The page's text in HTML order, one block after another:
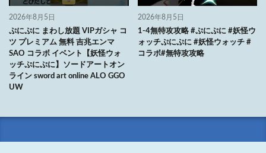
2026年8月5日
ぷにぷに まわし放題 VIPガシャ コ
ツ プレミアム 無料 吉兆エンマ
SAO コラボ イベント【妖怪ウォ
ッチぷにぷに】ソードアートオン
ライン sword art online ALO GGO
UW
2026年8月5日
1-4無特攻攻略 #ぷにぷに #妖怪ウ
ォッチぷにぷに #妖怪ウォッチ #
コラボ#無特攻攻略